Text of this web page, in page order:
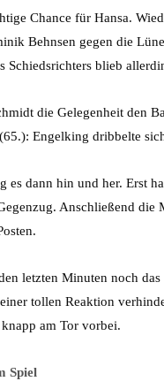
Chance für Hansa.
Behnsen gegen die
Schiedsrichters blieb
die Gelegenheit den
Engelking dribbelte
es dann hin und her. Erst
Anschließend
letzten Minuten noch
tollen Reaktion
am Tor vorbei.
Spiel